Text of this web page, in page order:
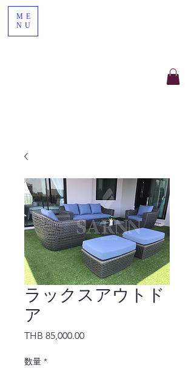
ME
NU
ラックスアウトド
ア
THB 85,000.00価格
数量 *